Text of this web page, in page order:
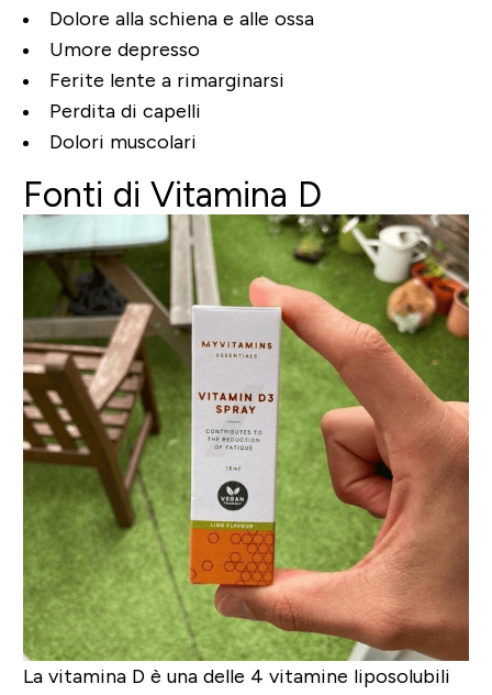
Dolore alla schiena e alle ossa
Umore depresso
Ferite lente a rimarginarsi
Perdita di capelli
Dolori muscolari
Fonti di Vitamina D
La vitamina D è una delle 4 vitamine liposolubili